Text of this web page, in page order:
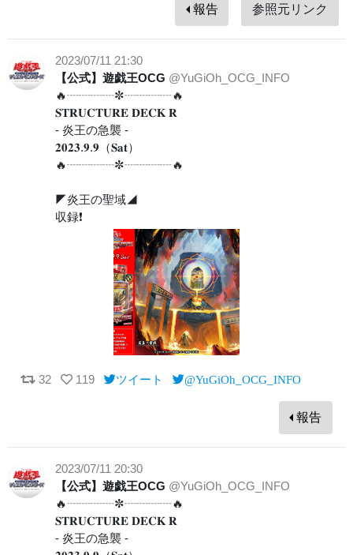
報告 参照元リンク
2023/07/11 21:30
【公式】遊戯王OCG @YuGiOh_OCG_INFO
🔥┈┈┈┈✼┈┈┈┈🔥
𝐒𝐓𝐑𝐔𝐂𝐓𝐔𝐑𝐄 𝐃𝐄𝐂𝐊 𝐑
- 炎王の急襲 -
𝟐𝟎𝟐𝟑.𝟗.𝟗（𝐒𝐚𝐭）
🔥┈┈┈┈✼┈┈┈┈🔥
◤炎王の聖域◢
収録❗️
32 119 ツイート @YuGiOh_OCG_INFO
報告
2023/07/11 20:30
【公式】遊戯王OCG @YuGiOh_OCG_INFO
🔥┈┈┈┈✼┈┈┈┈🔥
𝐒𝐓𝐑𝐔𝐂𝐓𝐔𝐑𝐄 𝐃𝐄𝐂𝐊 𝐑
- 炎王の急襲 -